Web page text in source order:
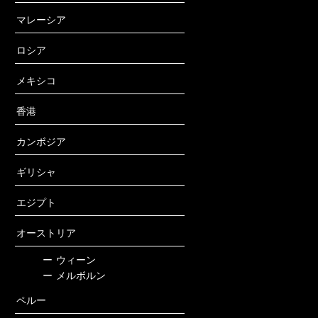
マレーシア
ロシア
メキシコ
香港
カンボジア
ギリシャ
エジプト
オーストリア
ー ウィーン
ー メルボルン
ペルー